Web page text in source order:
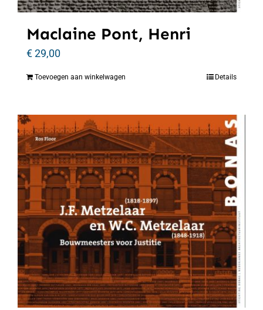
Maclaine Pont, Henri
€29,00
Toevoegen aan winkelwagen Details